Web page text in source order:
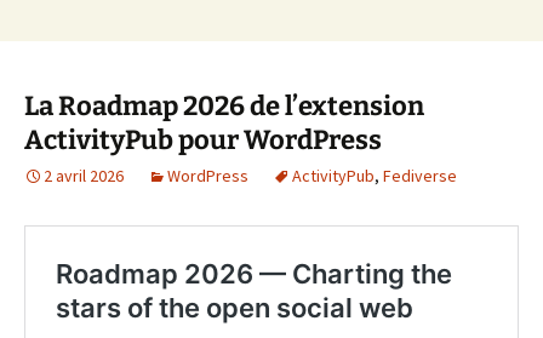
La Roadmap 2026 de l’extension
ActivityPub pour WordPress
2 avril 2026 WordPress ActivityPub, Fediverse